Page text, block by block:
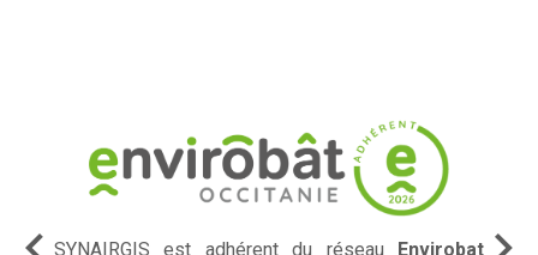
SYNAIRGIS est adhérent du réseau Envirobat